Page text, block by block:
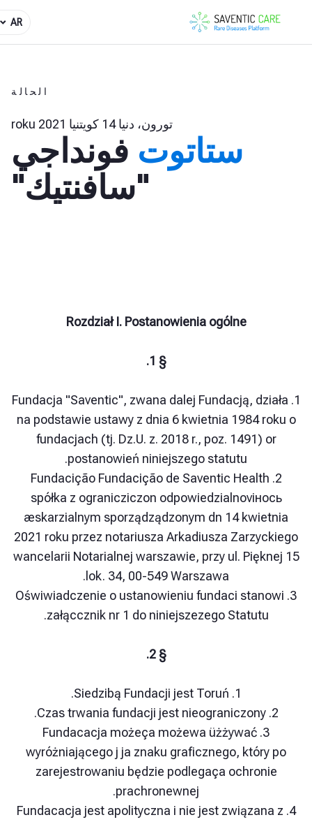
تورون، دنيا 14 كويتنيا 2021 roku
ستاتوتفونداجي
"سافنتيك"
Rozdział I. Postanowienia ogólne
1. Fundacja "Saventic", zwana dalej Fundacją,
na podstawie ustawy z dnia 6 kwietnia 1984
fundacjach (tj. Dz.U. z. 2018 r., poz.
postanowień niniejszego statutu.
2. Fundacição Fundacição de Saventic
spółka z ogranicziczon
æskarzialnym sporządządzonym dn 14
2021 roku przez notariusza Arkadiusza
wancelarii Notarialnej warszawie, przy ul.
lok. 34, 00-549 Warszawa.
3. Oświwiadczenie o ustanowieniu fundaci
załąccznik nr 1 do niniejszezego
3. Fundacacja możeça możewa üżżywać
wyróżniającego j ja znaku graficznego,
zarejestrowaniu będzie podlegaça
prachronewnej.
4. Fundacacja jest apolityczna i nie jest